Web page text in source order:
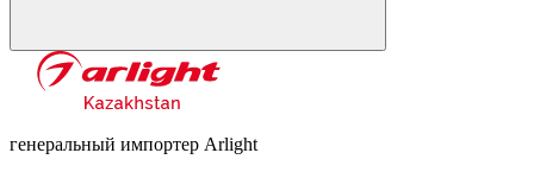
генеральный импортер Arlight